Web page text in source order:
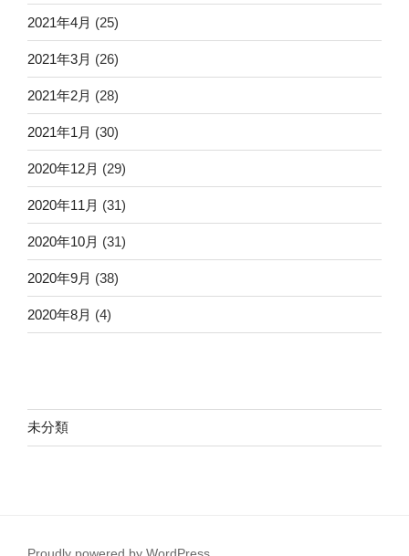
2021年4月 (25)
2021年3月 (26)
2021年2月 (28)
2021年1月 (30)
2020年12月 (29)
2020年11月 (31)
2020年10月 (31)
2020年9月 (38)
2020年8月 (4)
未分類
Proudly powered by WordPress